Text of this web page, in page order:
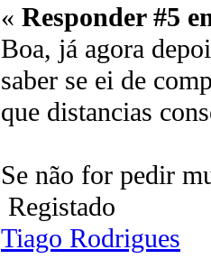
« Responder #5
Boa, já agora
saber se ei de
que distancias
Se não for pedir
Registado
Tiago Rodrigues